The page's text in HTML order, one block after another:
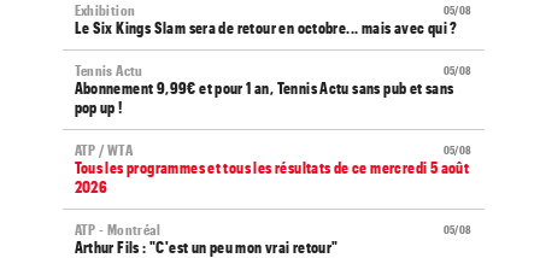
05/08
Exhibition
Le Six Kings Slam sera de retour en octobre... mais avec qui ?
05/08
Tennis Actu
Abonnement 9,99€ et pour 1 an, Tennis Actu sans pub et sans
pop up !
05/08
ATP / WTA
Tous les programmes et tous les résultats de ce mercredi 5 août
2026
05/08
ATP - Montréal
Arthur Fils : "C'est un peu mon vrai retour"